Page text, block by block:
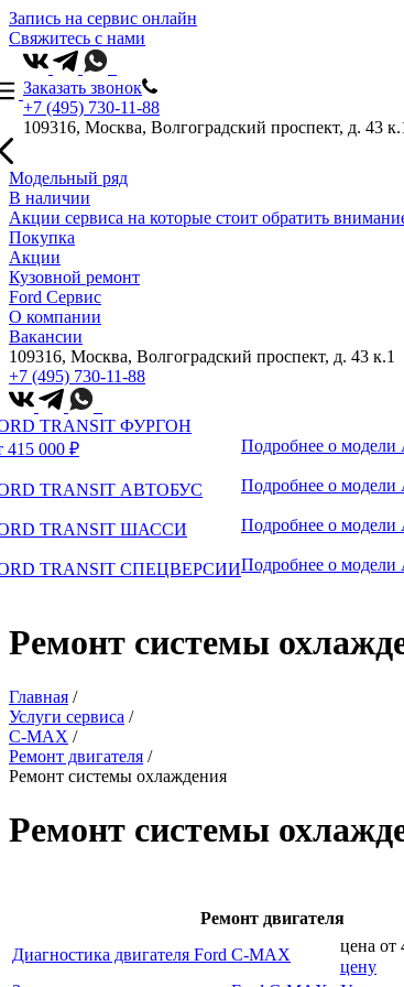
Запись на сервис онлайн
Свяжитесь с нами
Заказать звонок
+7 (495) 730-11-88
109316, Москва, Волгоградский проспект, д. 43
Модельный ряд
В наличии
Акции сервиса на которые стоит обратить
Покупка
Акции
Кузовной ремонт
Ford Сервис
О компании
Вакансии
109316, Москва, Волгоградский проспект, д. 43 к.1
+7 (495) 730-11-88
TRANSIT ФУРГОН
415 000 ₽
TRANSIT АВТОБУС
TRANSIT ШАССИ
TRANSIT СПЕЦВЕРСИИ
Подробнее о модели
Подробнее о модели
Подробнее о модели
Подробнее о модели
Ремонт системы
Главная /
Услуги сервиса /
C-MAX /
Ремонт двигателя /
Ремонт системы охлаждения
Ремонт системы
Ремонт двигателя
Диагностика двигателя Ford C-MAX
цена от
цену